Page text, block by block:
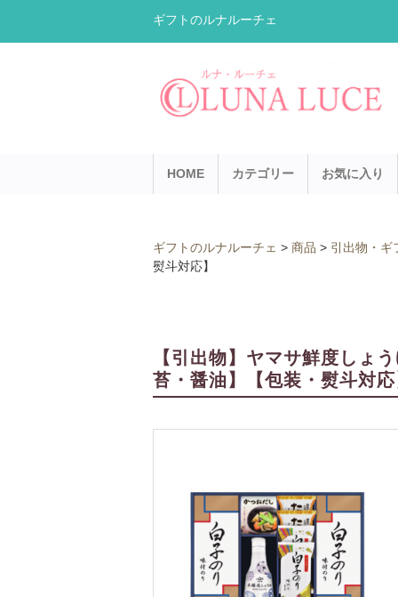
ギフトのルナルーチェ
HOME カテゴリー お気に入り
ギフトのルナルーチェ > 商品 > 引出物・ギ
熨斗対応】
【引出物】ヤマサ鮮度しょ
苔・醤油】【包装・熨斗対